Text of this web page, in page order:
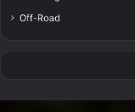
Off-Road